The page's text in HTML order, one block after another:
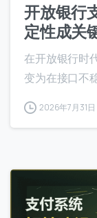
开放银行
定性成关
在开放银行时
变为在接口不
2026年7月31日